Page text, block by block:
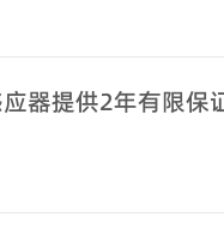
器提供2年有限保